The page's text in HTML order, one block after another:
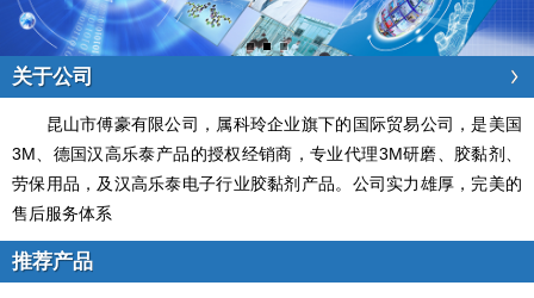
关于公司
昆山市傅豪有限公司，属科玲企业旗下的国际贸易公司，是美国
3M、德国汉高乐泰产品的授权经销商，专业代理3M研磨、胶黏剂、
劳保用品，及汉高乐泰电子行业胶黏剂产品。公司实力雄厚，完美的
售后服务体系
推荐产品